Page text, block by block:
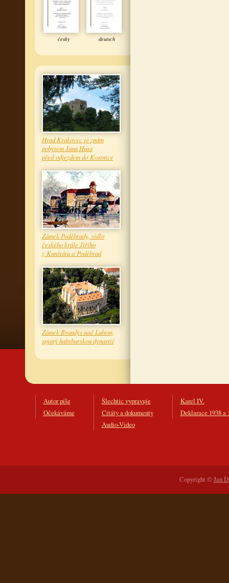
česky deutsch
Hrad Krakovec je znám
pobytem Jana Husa
před odjezdem do Kostnice
Zámek Poděbrady, sídlo
českého krále Jiřího
z Kunštátu a Poděbrad
Zámek Brandýs nad Labem,
spjatý habsburskou dynastií
Autor píše
Očekáváme
Šlechtic vypravuje
Citáty a dokumenty
Audio-Video
Karel IV.
Deklarace 1938 a
Copyright ©Jan